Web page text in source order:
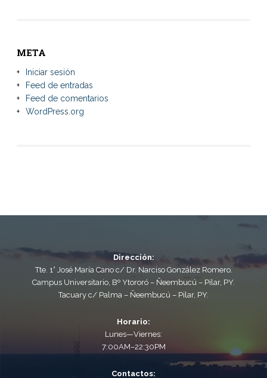
META
Iniciar sesión
Feed de entradas
Feed de comentarios
WordPress.org
Dirección:
Tte. 1° José María Cano c/ Dr. Narciso González Romero.
Campus Universitario, Bº Ytororó – Ñeembucú – Pilar, PY.
Tacuary c/ Palma – Ñeembucú – Pilar, PY.
Horario:
Lunes—Viernes:
7:00AM–22:30PM
Contactos: